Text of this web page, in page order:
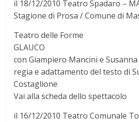
il 18/12/2010 Teatro Spadaro –
Stagione di Prosa / Comune di
Teatro delle Forme
GLAUCO
con Giampiero Mancini e
regia e adattamento del testo di
Costaglione
Vai alla scheda dello spettacolo
il 16/12/2010 Teatro Comunale